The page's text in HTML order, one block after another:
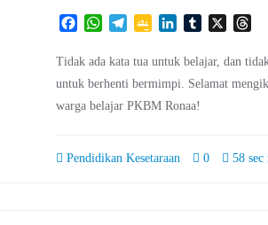
FacebookWhatsApp
TelegramGoogleLinkedInTumblr
X
Tidak ada kata tua untuk belajar, dan
untuk berhenti bermimpi. Selamat
warga belajar PKBM Ronaa!
Pendidikan Kesetaraan 0 58 sec